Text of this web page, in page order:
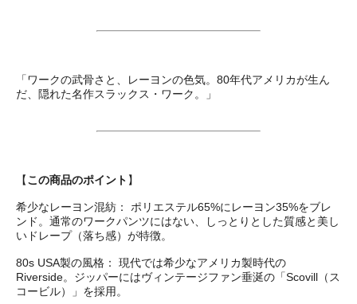
「ワークの武骨さと、レーヨンの色気。80年代アメリカが生ん
だ、隠れた名作スラックス・ワーク。」
【この商品のポイント 】
希少なレーヨン混紡： ポリエステル65%にレーヨン35%をブレ
ンド。通常のワークパンツにはない、しっとりとした質感と美し
いドレープ（落ち感）が特徴。
80s USA製の風格： 現代では希少なアメリカ製時代の
Riverside。ジッパーにはヴィンテージファン垂涎の「Scovill（ス
コービル）」を採用。